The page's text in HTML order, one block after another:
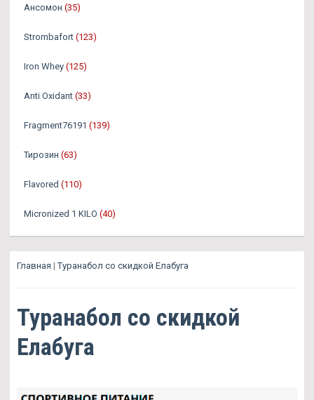
Ансомон (35)
Strombafort (123)
Iron Whey (125)
Anti Oxidant (33)
Fragment76191 (139)
Тирозин (63)
Flavored (110)
Micronized 1 KILO (40)
Главная |Туранабол со скидкой Елабуга
Туранабол со скидкой
Елабуга